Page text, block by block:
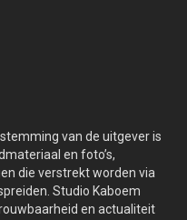
van de uitgever is
en foto’s,
die verstrekt worden via
Studio Kaboem
en actualiteit